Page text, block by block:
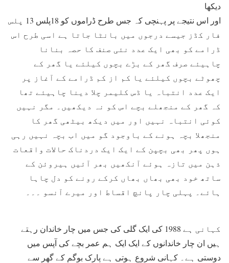
دیکھا
اور اس نتیجے پر پہنچی کہ جس طرح ڈراموں کو 18پلس 13 پلس
فار کڈز جیسے درجوں میں بانٹا جاتا ہے اسی طرح اس
ڈرامے کو بھی ایک عدد نئی صنف کا حصہ بنانا
چاہیئے صرف گھر کے بڑے بچوں کیلئے یا گھر کے
چھوٹے بچوں کیلئے یا کم از کم ڈرامے کے آغاز پر
ایک عدد انتباہ یا ڈس کلیمر چلا دینا چاہیئے تھا
کہ گھر کے منجھلے بچے اس کو نہ دیکھیں۔ مگر نہیں
کوئی انتباہ نہیں اور میں دیکھ بیٹھی گھر کا
منجھلا بچہ ہونے کے باوجود گو میں اب بچہ نہیں رہی
ہوں پھر بھی بچپن کے ایک ایک دردناک حالات واقعات
ذہن میں تازہ ہوئے آنکھیں بھر آئیں ہیروئن کے
ساتھ خود بھی بھاں بھاں کرکے رونے کو دل چاہا
ہائے۔ پہلی چار پانچ اقساط اور میرے آنسو ۔۔۔
کہانی ہے 1988 کی ایک گلی کی جس میں چار خاندان رہتے
ہیں ان چار خاندانوں کے ایک ایک ہم عمر بچے کی آپس میں
دوستی ہے۔ کہانی شروع ہوتی ہے پارک بوگم کے گھر سے